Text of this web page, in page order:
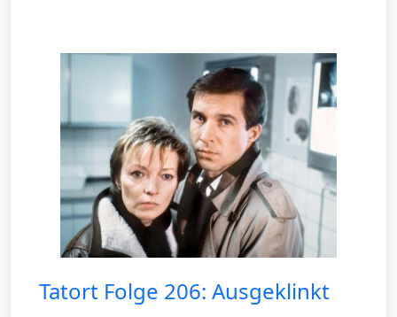
Tatort Folge 206: Ausgeklinkt